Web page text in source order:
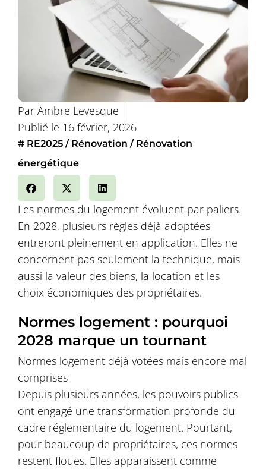
ParAmbre Levesque
Publié le 16 février, 2026
# RE2025 Rénovation
Rénovation
énergétique
Les normes du logement évoluent par paliers.
En 2028, plusieurs règles déjà adoptées
entreront pleinement en application. Elles ne
concernent pas seulement la technique, mais
aussi la valeur des biens, la location et les
choix économiques des propriétaires.
Normes logement : pourquoi
2028 marque un tournant
Normes logement déjà votées mais encore mal
comprises
Depuis plusieurs années, les pouvoirs publics
ont engagé une transformation profonde du
cadre réglementaire du logement. Pourtant,
pour beaucoup de propriétaires, ces normes
restent floues. Elles apparaissent comme